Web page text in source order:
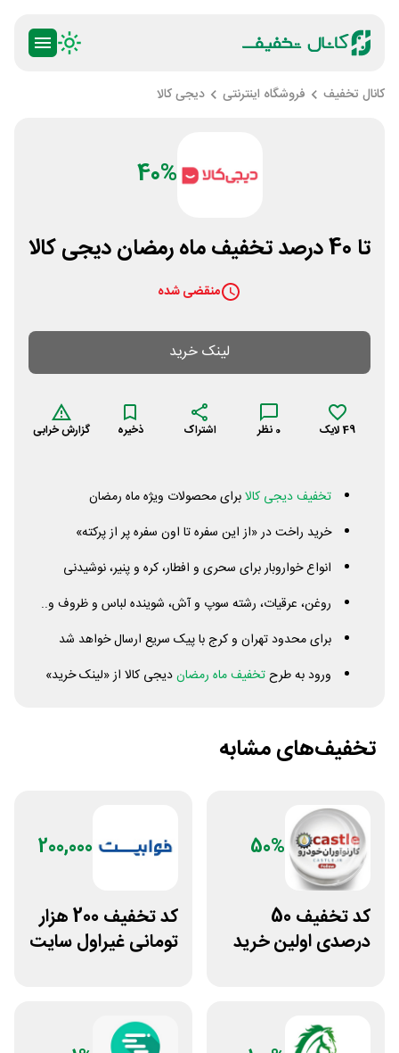
کانال تخفیف فروشگاه اینترنتی دیجی کالا
40%
تا 40 درصد تخفیف ماه رمضان دیجی کالا
منقضی شده
لینک خرید
49لایک 0 نظر اشتراک ذخیره گزارش خرابی
تخفیف دیجی کالابرای محصولات ویژه ماه رمضان
خرید راخت در «از این سفره تا اون سفره پر از پرکته»
انواع خواروبار برای سحری و افطار، کره و پنیر، نوشیدنی
روغن، عرقیات، رشته سوپ و آش، شوینده لباس و ظروف و..
برای محدود تهران و کرج با پیک سریع ارسال خواهد شد
ورود به طرحتخفیف ماه رمضاندیجی کالا از «لینک خرید»
تخفیف‌های مشابه
50%
کد تخفیف 50
درصدی اولین خرید
200,000
کد تخفیف 200 هزار
تومانی غیراول سایت